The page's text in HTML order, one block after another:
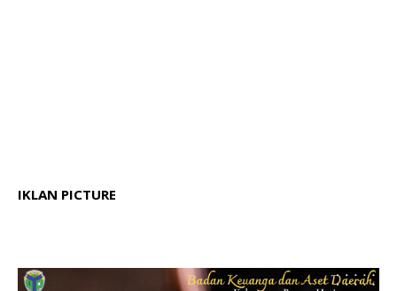
IKLAN PICTURE